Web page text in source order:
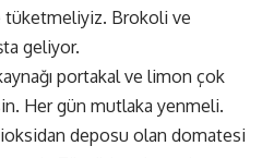
tüketmeliyiz. Brokoli ve
geliyor.
portakal ve limon çok
Her gün mutlaka yenmeli.
deposu olan domatesi